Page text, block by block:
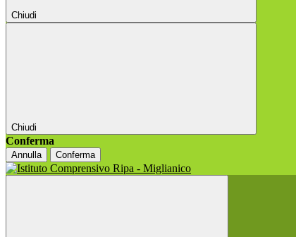
Chiudi
Chiudi
Conferma
Annulla Conferma